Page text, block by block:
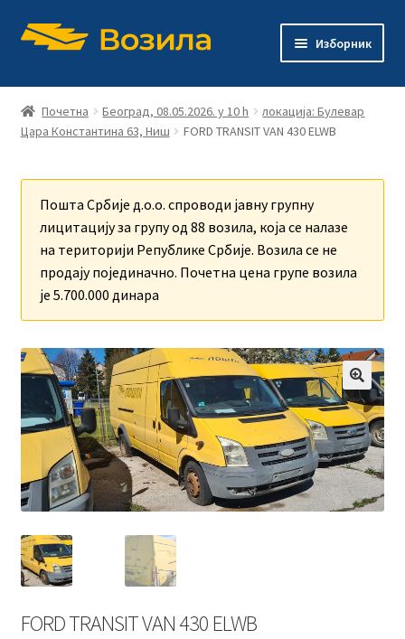
Прескочи
Скочи
Изборник
Каталог возила
Процедура
Продата возила
Почетна Београд, 08.05.2026. у 10 h
локација: Булевар
Цара Константина 63, Ниш
FORD TRANSIT VAN 430 ELWB
Пошта Србије д.о.о. спроводи јавну групну
лицитацију за групу од 88 возила, која се налазе
на територији Републике Србије. Возила се не
продају појединачно. Почетна цена групе возила
је 5.700.000 динара
🔍
FORD TRANSIT VAN 430 ELWB